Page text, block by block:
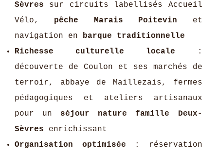
Sèvres sur circuits labellisés Accueil
Vélo, pêche Marais Poitevin et
navigation en
barque traditionnelle
Richesse culturelle locale :
découverte de Coulon et ses marchés de
terroir, abbaye de Maillezais, fermes
pédagogiques et ateliers artisanaux
pour un séjour nature famille Deux-
Sèvres enrichissant
Organisation optimisée : réservation